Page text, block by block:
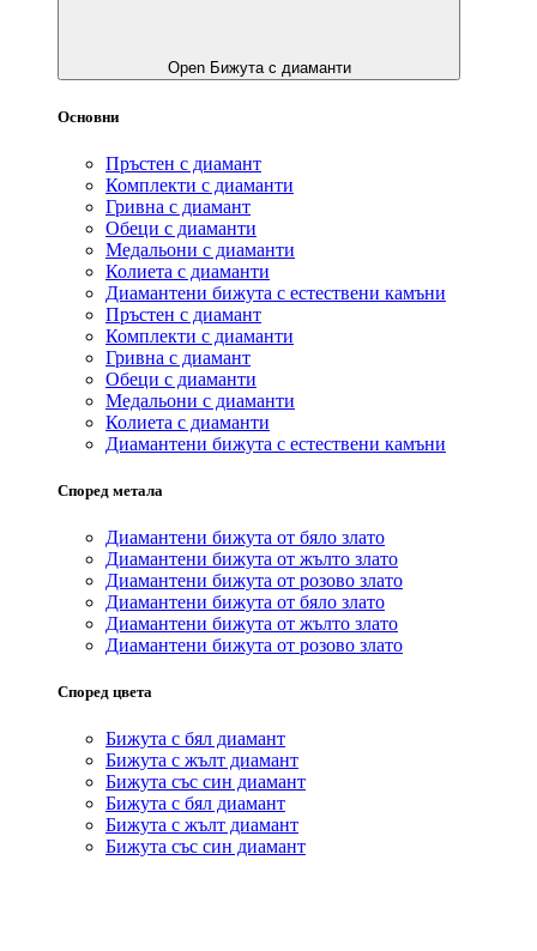
Open Бижута с диаманти
Основни
Пръстен с диамант
Комплекти с диаманти
Гривнa с диамант
Обеци с диаманти
Медальони с диаманти
Колиета с диаманти
Диамантени бижута с естествени камъни
Пръстен с диамант
Комплекти с диаманти
Гривнa с диамант
Обеци с диаманти
Медальони с диаманти
Колиета с диаманти
Диамантени бижута с естествени камъни
Според метала
Диамантени бижута от бяло злато
Диамантени бижута от жълто злато
Диамантени бижута от розово злато
Диамантени бижута от бяло злато
Диамантени бижута от жълто злато
Диамантени бижута от розово злато
Според цвета
Бижута с бял диамант
Бижута с жълт диамант
Бижута със син диамант
Бижута с бял диамант
Бижута с жълт диамант
Бижута със син диамант